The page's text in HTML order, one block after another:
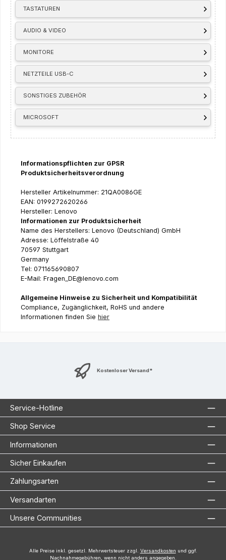
TASTATUREN
AUDIO & VIDEO
MONITORE
NETZTEILE USB-C
SONSTIGES ZUBEHÖR
MICROSOFT
Informationspflichten zur GPSR
Produktsicherheitsverordnung
Hersteller Artikelnummer: 21QA0086GE
EAN: 0199272620266
Hersteller: Lenovo
Informationen zur Produktsicherheit
Name des Herstellers: Lenovo (Deutschland) GmbH
Adresse: Löffelstraße 40
70597 Stuttgart
Germany
Tel: 071165690807
E-Mail: Fragen_DE@lenovo.com
Allgemeine Hinweise zu Sicherheit und Kompatibilität
Compliance, Zugänglichkeit, RoHS und andere
Informationen finden Sie hier
Kostenloser Versand*
Service-Hotline
Shop Service
Informationen
Sicher Einkaufen
Zahlungsarten
Versandarten
Unsere Communities
Alle Preise inkl. gesetzl. Mehrwertsteuer zzgl. Versandkosten und ggf.
Nachnahmegebühren, wenn nicht anders angegeben.